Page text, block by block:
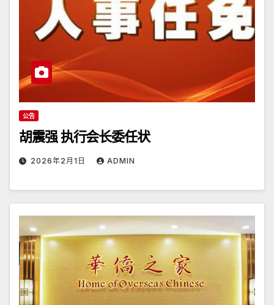
公告
胡震强 执行会长委任状
2026年2月1日 ADMIN